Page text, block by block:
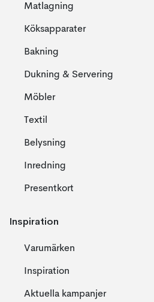
Matlagning
Köksapparater
Bakning
Dukning & Servering
Möbler
Textil
Belysning
Inredning
Presentkort
Inspiration
Varumärken
Inspiration
Aktuella kampanjer